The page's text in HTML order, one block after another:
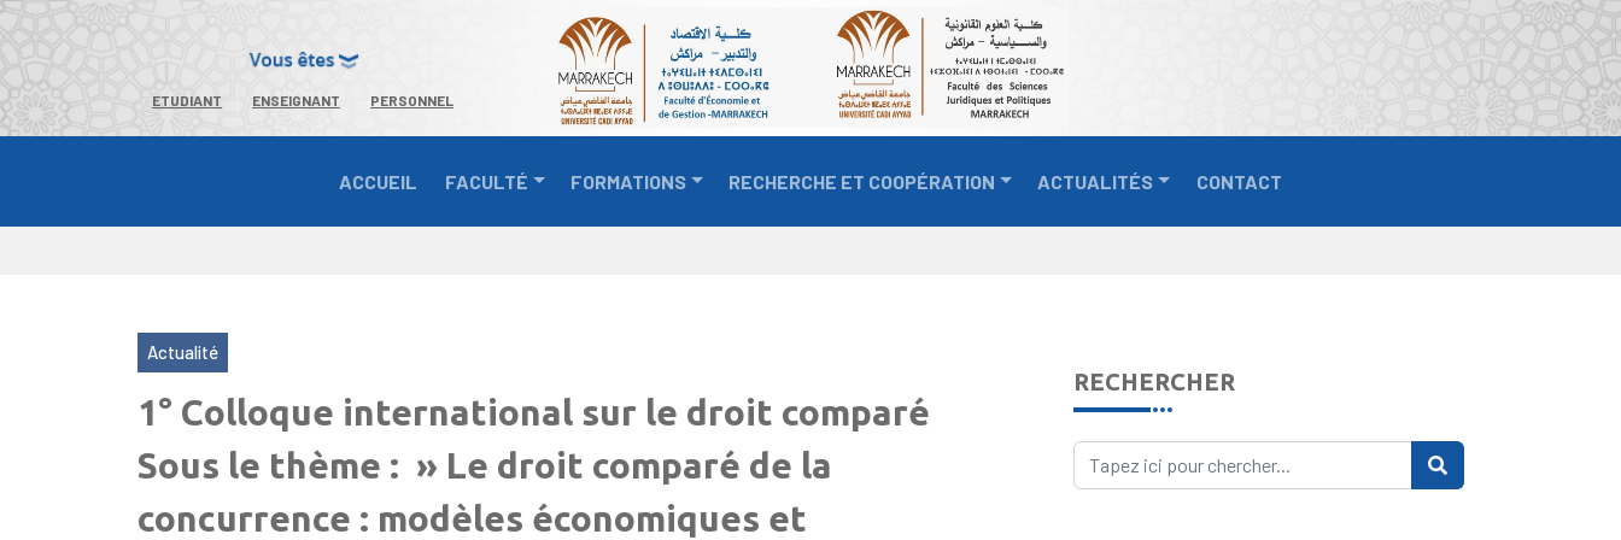
ETUDIANT ENSEIGNANT PERSONNEL
ACCUEIL FACULTÉ FORMATIONS RECHERCHE ET COOPÉRATION ACTUALITÉS CONTACT
Actualité
1° Colloque international sur le droit comparé
Sous le thème : » Le droit comparé de la
concurrence : modèles économiques et
RECHERCHER